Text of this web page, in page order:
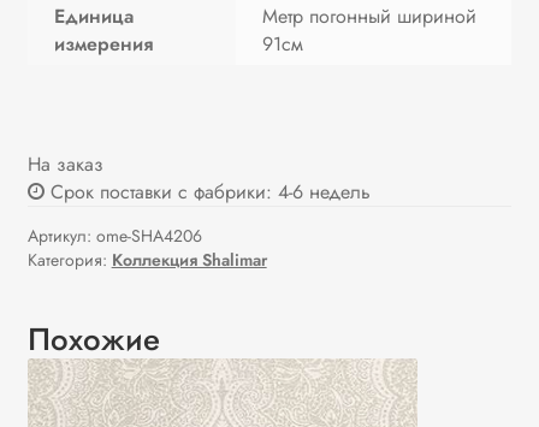
На заказ
Срок поставки с фабрики: 4-6 недель
Артикул: ome-SHA4206
Категория: Коллекция Shalimar
Единица
измерения
Метр погонный шириной
91см
Похожие